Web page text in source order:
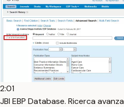
2:01
JBI EBP Database. Ricerca